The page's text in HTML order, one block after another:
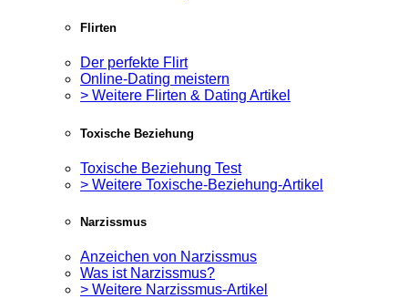
Flirten
Der perfekte Flirt
Online-Dating meistern
> Weitere Flirten & Dating Artikel
Toxische Beziehung
Toxische Beziehung Test
> Weitere Toxische-Beziehung-Artikel
Narzissmus
Anzeichen von Narzissmus
Was ist Narzissmus?
> Weitere Narzissmus-Artikel